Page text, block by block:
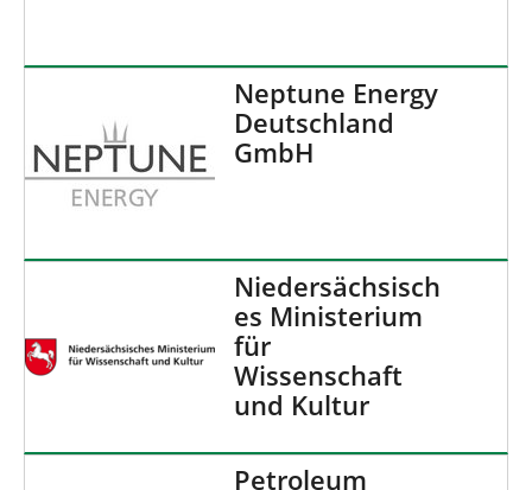
Neptune Energy
Deutschland
GmbH
Niedersächsisch
es Ministerium
für
Wissenschaft
und Kultur
Petroleum